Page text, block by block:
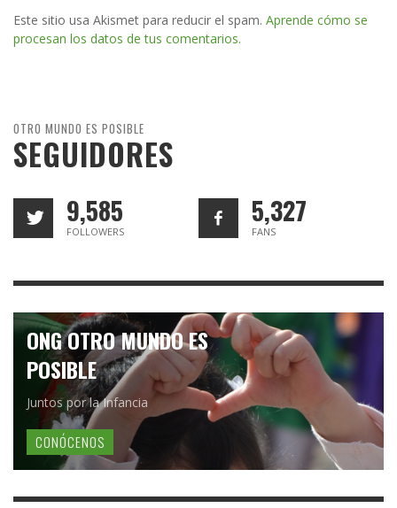
Este sitio usa Akismet para reducir el spam. Aprende cómo se
procesan los datos de tus comentarios.
OTRO MUNDO ES POSIBLE
SEGUIDORES
9,585
FOLLOWERS
5,327
FANS
ONG OTRO MUNDO ES
POSIBLE
Juntos por la Infancia
CONÓCENOS